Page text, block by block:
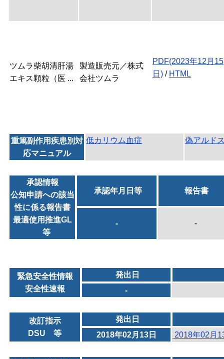
ツムラ柴胡清肝湯
エキス顆粒（医 ...
製造販売元／株式
会社ツムラ
PDF(2023年12月15
日) / HTML
重篤副作用疾患別対
応マニュアル
低カリウム血症 偽アルド
承認情報
公知申請への該当
性に係る報告書
最適使用推進GL
等
承認年月日等 報告書
- -
緊急安全性情報
安全性速報
発出日
-
改訂指示
DSU 等
発出日
2018年02月13日
2018年02月